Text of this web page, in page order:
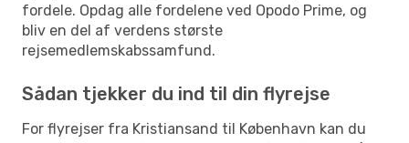
fordele. Opdag alle fordelene ved Opodo Prime, og
bliv en del af verdens største
rejsemedlemskabssamfund.
Sådan tjekker du ind til din flyrejse
For flyrejser fra Kristiansand til København kan du